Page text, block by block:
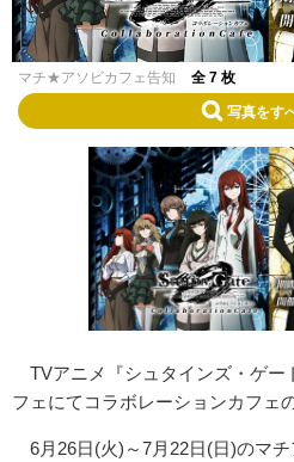
マチ★アソビカフェ告知 全 7 枚
写真をす
TVアニメ『シュタインズ・ゲー
フェにてコラボレーションカフェ
6月26日(火)～7月22日(日)のマ